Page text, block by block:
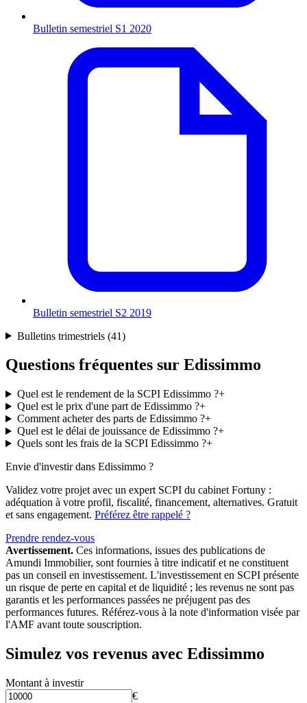
Bulletin semestriel S1 2020
Bulletin semestriel S2 2019
Bulletins trimestriels (41)
Questions fréquentes sur Edissimmo
Quel est le rendement de la SCPI Edissimmo ?+
Quel est le prix d'une part de Edissimmo ?+
Comment acheter des parts de Edissimmo ?+
Quel est le délai de jouissance de Edissimmo ?+
Quels sont les frais de la SCPI Edissimmo ?+
Envie d'investir dans Edissimmo ?
Validez votre projet avec un expert SCPI du cabinet Fortuny :
adéquation à votre profil, fiscalité, financement, alternatives. Gratuit
et sans engagement. Préférez être rappelé ?
Prendre rendez-vous
Avertissement. Ces informations, issues des publications de
Amundi Immobilier, sont fournies à titre indicatif et ne constituent
pas un conseil en investissement. L'investissement en SCPI présente
un risque de perte en capital et de liquidité ; les revenus ne sont pas
garantis et les performances passées ne préjugent pas des
performances futures. Référez-vous à la note d'information visée par
l'AMF avant toute souscription.
Simulez vos revenus avec Edissimmo
Montant à investir
€